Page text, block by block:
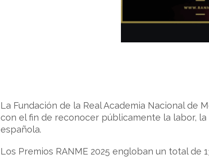
La Fundación de la Real Academia Nacional de
con el fin de reconocer públicamente la labor,
española.
Los Premios RANME 2025 engloban un total de